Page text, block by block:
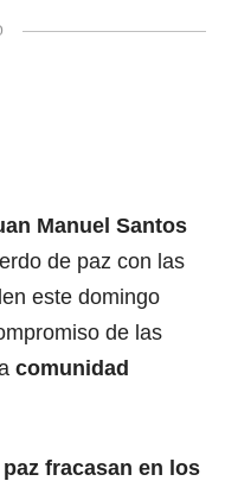
Manuel Santos
de paz con las
este domingo
de las
comunidad
fracasan en los